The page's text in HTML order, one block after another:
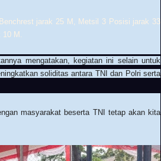
Benchrest jarak 25 M, Metsil 3 Posisi jarak 33
10 M.
mengatakan, kegiatan ini selain untuk
soliditas antara TNI dan Polri serta
masyarakat beserta TNI tetap akan kita